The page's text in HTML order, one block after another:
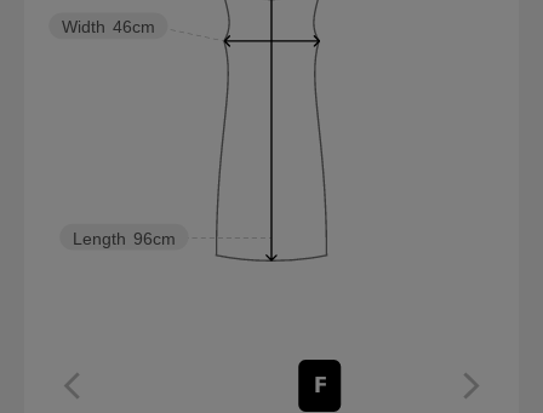
Length 96cm
Width 46cm
F